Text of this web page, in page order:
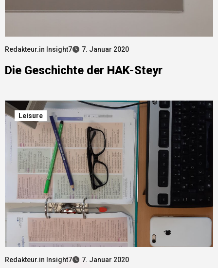
Redakteur.in Insight7 7. Januar 2020
Die Geschichte der HAK-Steyr
Leisure
Redakteur.in Insight7 7. Januar 2020